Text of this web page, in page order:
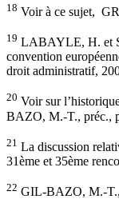
18 Voir à ce sujet,
19 LABAYLE, H. et
convention
droit administratif,
20 Voir sur
BAZO, M.-T., préc.,
21 La discussion
31ème et 35ème
22 GIL-BAZO, M.-